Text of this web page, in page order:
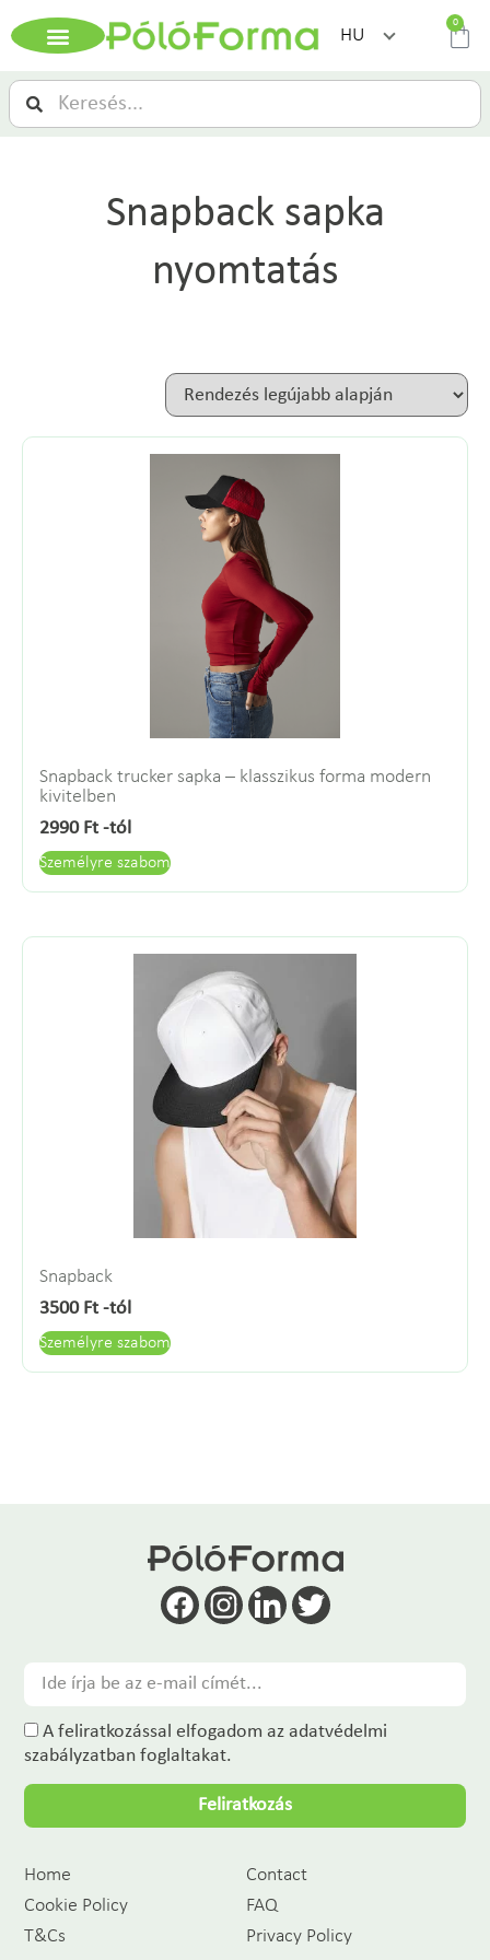
HU
0
Snapback sapka
nyomtatás
Snapback trucker sapka – klasszikus forma modern
kivitelben
2990 Ft-tól
Személyre szabom
Snapback
3500 Ft-tól
Személyre szabom
A feliratkozással elfogadom az adatvédelmi
szabályzatban foglaltakat.
Feliratkozás
Home
Contact
Cookie Policy
FAQ
T&Cs
Privacy Policy